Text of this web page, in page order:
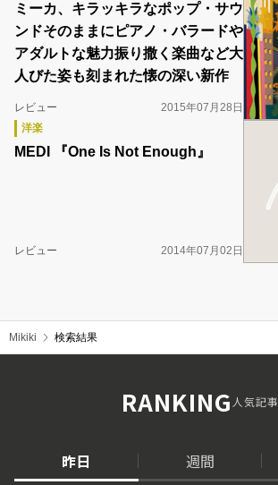
ミーカ、キラッキラなポップ・サウ
ンドそのままにピアノ・バラードや
アダルトな魅力振り撒く楽曲など大
人びた姿も刻まれた懐の深い新作
レビュー
2015年07月28日
洋楽
MEDI 『One Is Not Enough』
レビュー 2014年07月02日
Mikiki 検索結果
RANKING人気記事
昨日 週間